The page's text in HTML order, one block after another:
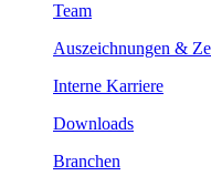
Team
Auszeichnungen &
Interne Karriere
Downloads
Branchen